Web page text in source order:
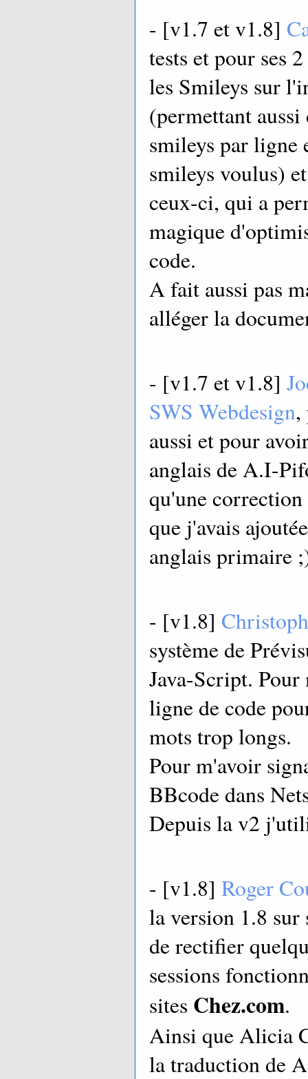
- [v1.7 et v1.8]
tests et pour ses
les Smileys sur
(permettant
smileys par ligne
smileys voulus)
ceux-ci, qui a
magique
code.
A fait aussi pas
alléger la
- [v1.7 et v1.8]
SWS Webdesign,
aussi et pour
anglais de A.I-
qu'une
que j'avais
anglais primaire
- [v1.8]
système de
Java-Script.
ligne de code
mots trop longs.
Pour m'avoir
BBcode dans
Depuis la v2
- [v1.8] Roger
la version 1.8 sur
de rectifier
sessions
sites Chez.com.
Ainsi que Alicia
la traduction de